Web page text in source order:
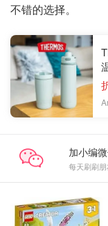
不错的选择。
加小编微
每天刷刷